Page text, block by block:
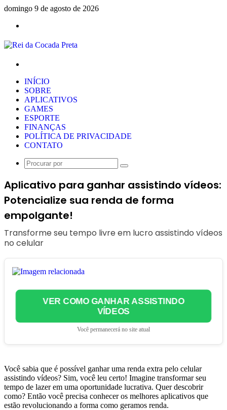
domingo 9 de agosto de 2026
INÍCIO
SOBRE
APLICATIVOS
GAMES
ESPORTE
FINANÇAS
POLÍTICA DE PRIVACIDADE
CONTATO
Procurar
Aplicativo para ganhar assistindo vídeos:
Potencialize sua renda de forma
empolgante!
Transforme seu tempo livre em lucro assistindo vídeos
no celular
VER COMO GANHAR ASSISTINDO
VÍDEOS
Você permanecerá no site atual
Você sabia que é possível ganhar uma renda extra pelo celular
assistindo vídeos? Sim, você leu certo! Imagine transformar seu
tempo de lazer em uma oportunidade lucrativa. Quer descobrir
como? Então você precisa conhecer os melhores aplicativos que
estão revolucionando a forma como geramos renda.